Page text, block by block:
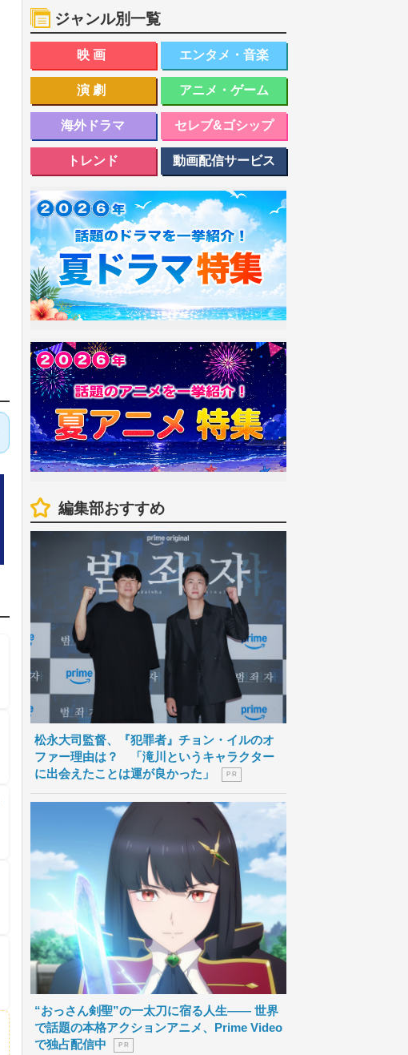
ジャンル別一覧
映画 エンタメ・音楽
演劇 アニメ・ゲーム
海外ドラマ セレブ&ゴシップ
トレンド 動画配信サービス
編集部おすすめ
松永大司監督、『犯罪者』チョン・イルのオ
ファー理由は？ 「滝川というキャラクター
に出会えたことは運が良かった」
P R
“おっさん剣聖”の一太刀に宿る人生―― 世界
で話題の本格アクションアニメ、Prime Video
で独占配信中
P R